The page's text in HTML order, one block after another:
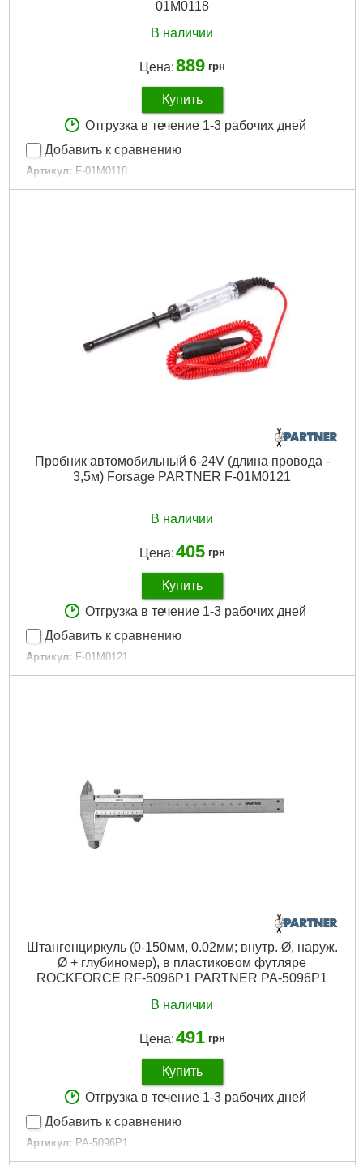
01M0118
В наличии
Цена:889 грн
Купить
Отгрузка в течение 1-3 рабочих дней
Добавить к сравнению
Артикул: F-01M0118
Код товара: 23.91.78
Пробник автомобильный 6-24V (длина провода -
3,5м) Forsage PARTNER F-01M0121
В наличии
Цена:405 грн
Купить
Отгрузка в течение 1-3 рабочих дней
Добавить к сравнению
Артикул: F-01M0121
Код товара: 23.91.77
Штангенциркуль (0-150мм, 0.02мм; внутр. Ø, наруж.
Ø + глубиномер), в пластиковом футляре
ROCKFORCE RF-5096P1 PARTNER PA-5096P1
В наличии
Цена:491 грн
Купить
Отгрузка в течение 1-3 рабочих дней
Добавить к сравнению
Артикул: PA-5096P1
Код товара: 25.97.82